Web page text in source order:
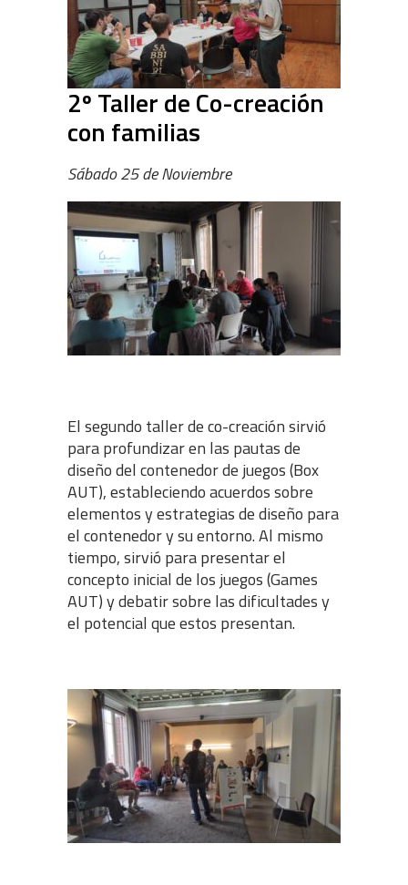
2º Taller de Co-creación
con familias
Sábado 25 de Noviembre
El segundo taller de co-creación sirvió
para profundizar en las pautas de
diseño del contenedor de juegos (Box
AUT), estableciendo acuerdos sobre
elementos y estrategias de diseño para
el contenedor y su entorno. Al mismo
tiempo, sirvió para presentar el
concepto inicial de los juegos (Games
AUT) y debatir sobre las dificultades y
el potencial que estos presentan.